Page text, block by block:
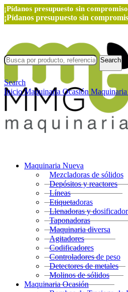
¡Pídanos presupuesto sin
¡Pídanos presupuesto sin
Maquinaria Nueva
Mezcladoras de sólidos
Depósitos y reactores
Líneas
Etiquetadoras
Llenadoras y
Taponadoras
Maquinaria diversa
Agitadores
Codificadores
Controladores de peso
Detectores de metales
Molinos de sólidos
Maquinaria Ocasión
Search
Search
InicioMaquinaria Ocasión Maquinaria